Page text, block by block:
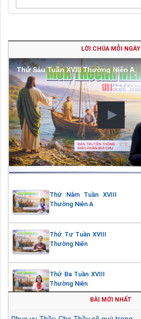
LỜI CHÚA MỖI NGÀY
Thứ Sáu Tuần XVIII Thường Niên A
Thứ Năm Tuần XVIII
Thường Niên A
Thứ Tư Tuần XVIII
Thường Niên
Thứ Ba Tuần XVIII
Thường Niên
BÀI MỚI NHẤT